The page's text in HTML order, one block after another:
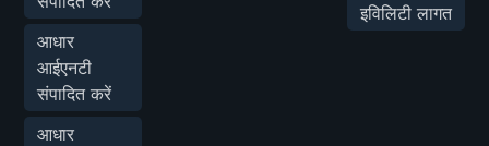
आधार
आईएनटी
संपादित करें
आधार
इविलिटी लागत